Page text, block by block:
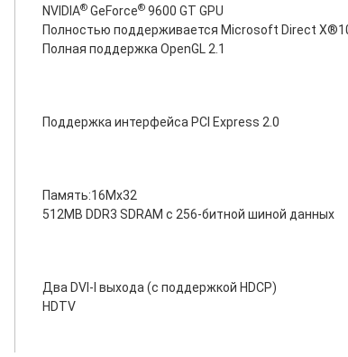
NVIDIA® GeForce® 9600 GT GPU
Полностью поддерживается Microsoft Direct
Полная поддержка OpenGL 2.1
Поддержка интерфейса PCI Express 2.0
Память:16Mx32
512MB DDR3 SDRAM с 256-битной шиной данных
Два DVI-I выхода (с поддержкой HDCP)
HDTV